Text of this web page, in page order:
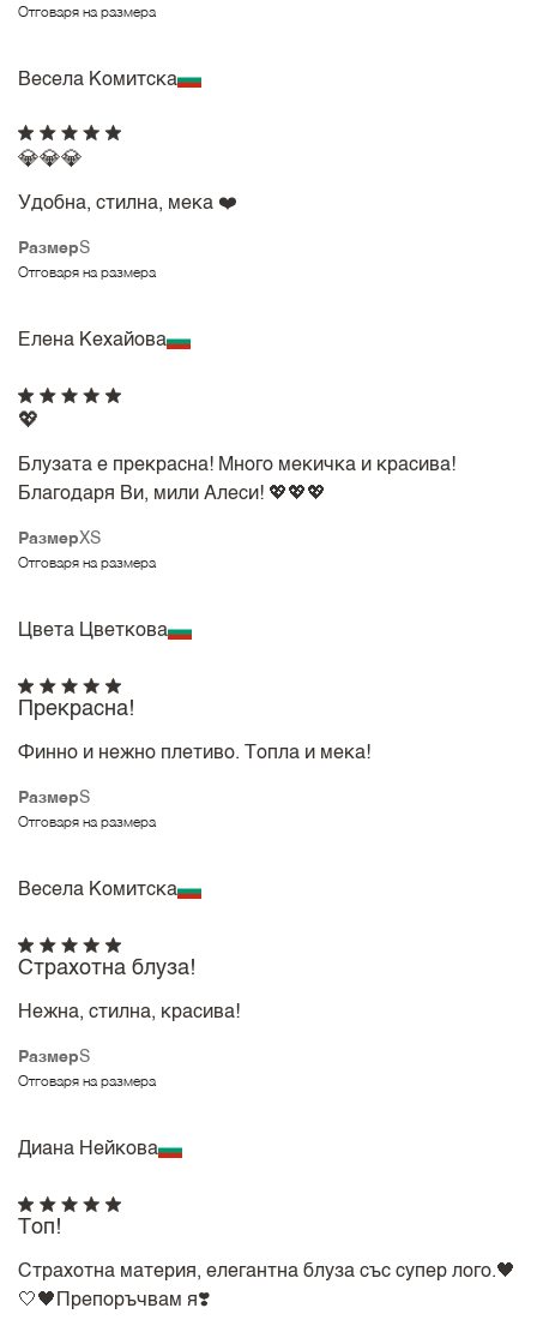
Отговаря на размера
Весела Комитска
РазмерS
Отговаря на размера
💎💎💎
Удобна, стилна, мека ❤️
Елена Кехайова
РазмерXS
Отговаря на размера
💖
Блузата е прекрасна! Много мекичка и красива!
Благодаря Ви, мили Алеси! 💖💖💖
Цвета Цветкова
РазмерS
Отговаря на размера
Прекрасна!
Финно и нежно плетиво. Топла и мека!
Весела Комитска
РазмерS
Отговаря на размера
Страхотна блуза!
Нежна, стилна, красива!
Диана Нейкова
Топ!
Страхотна материя, елегантна блуза със супер лого.🖤
🤍🖤Препоръчвам я❣️